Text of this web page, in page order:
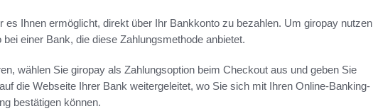
es Ihnen ermöglicht, direkt über Ihr Bankkonto zu bezahlen. Um giropay nutzen
einer Bank, die diese Zahlungsmethode anbietet.
wählen Sie giropay als Zahlungsoption beim Checkout aus und geben Sie
die Webseite Ihrer Bank weitergeleitet, wo Sie sich mit Ihren Online-Banking-
bestätigen können.